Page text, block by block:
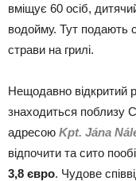
вміщує 60 осіб,
водойму. Тут подають
страви на грилі.
Нещодавно відкритий
знаходиться поблизу
адресою Kpt. Jána
відпочити та сито
3,8 євро. Чудове